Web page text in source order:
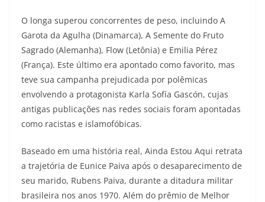
O longa superou concorrentes de peso, incluindo A
Garota da Agulha (Dinamarca), A Semente do Fruto
Sagrado (Alemanha), Flow (Letônia) e Emilia Pérez
(França). Este último era apontado como favorito, mas
teve sua campanha prejudicada por polêmicas
envolvendo a protagonista Karla Sofía Gascón, cujas
antigas publicações nas redes sociais foram apontadas
como racistas e islamofóbicas.
Baseado em uma história real, Ainda Estou Aqui retrata
a trajetória de Eunice Paiva após o desaparecimento de
seu marido, Rubens Paiva, durante a ditadura militar
brasileira nos anos 1970. Além do prêmio de Melhor